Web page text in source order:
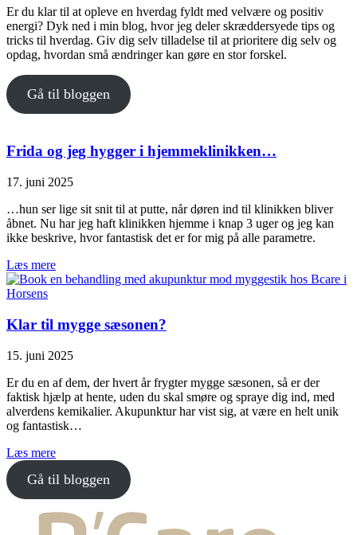
Er du klar til at opleve en hverdag fyldt med velvære og positiv
energi? Dyk ned i min blog, hvor jeg deler skræddersyede tips og
tricks til hverdag. Giv dig selv tilladelse til at prioritere dig selv og
opdag, hvordan små ændringer kan gøre en stor forskel.
Gå til bloggen
Frida og jeg hygger i hjemmeklinikken…
17. juni 2025
…hun ser lige sit snit til at putte, når døren ind til klinikken bliver
åbnet. Nu har jeg haft klinikken hjemme i knap 3 uger og jeg kan
ikke beskrive, hvor fantastisk det er for mig på alle parametre.
Læs mere
Klar til mygge sæsonen?
15. juni 2025
Er du en af dem, der hvert år frygter mygge sæsonen, så er der
faktisk hjælp at hente, uden du skal smøre og spraye dig ind, med
alverdens kemikalier. Akupunktur har vist sig, at være en helt unik
og fantastisk…
Læs mere
Gå til bloggen